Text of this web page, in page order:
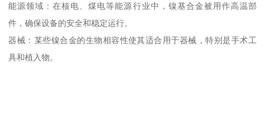
能源领域：在核电、煤电等能源行业中，镍基合金被用作高温部
件，确保设备的安全和稳定运行。
器械：某些镍合金的生物相容性使其适合用于器械，特别是手术工
具和植入物。